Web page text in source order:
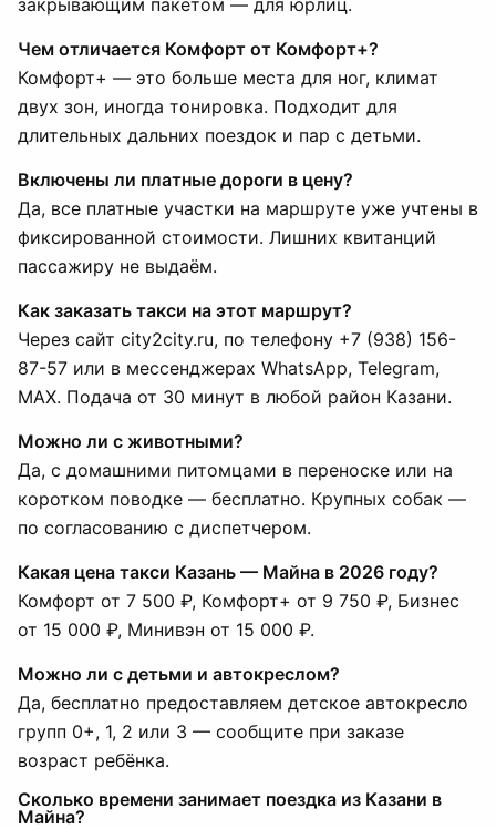
закрывающим пакетом — для юрлиц.
Чем отличается Комфорт от Комфорт+?
Комфорт+ — это больше места для ног, климат
двух зон, иногда тонировка. Подходит для
длительных дальних поездок и пар с детьми.
Включены ли платные дороги в цену?
Да, все платные участки на маршруте уже учтены в
фиксированной стоимости. Лишних квитанций
пассажиру не выдаём.
Как заказать такси на этот маршрут?
Через сайт city2city.ru, по телефону +7 (938) 156-
87-57 или в мессенджерах WhatsApp, Telegram,
MAX. Подача от 30 минут в любой район Казани.
Можно ли с животными?
Да, с домашними питомцами в переноске или на
коротком поводке — бесплатно. Крупных собак —
по согласованию с диспетчером.
Какая цена такси Казань — Майна в 2026 году?
Комфорт от 7 500 ₽, Комфорт+ от 9 750 ₽, Бизнес
от 15 000 ₽, Минивэн от 15 000 ₽.
Можно ли с детьми и автокреслом?
Да, бесплатно предоставляем детское автокресло
групп 0+, 1, 2 или 3 — сообщите при заказе
возраст ребёнка.
Сколько времени занимает поездка из Казани в
Майна?